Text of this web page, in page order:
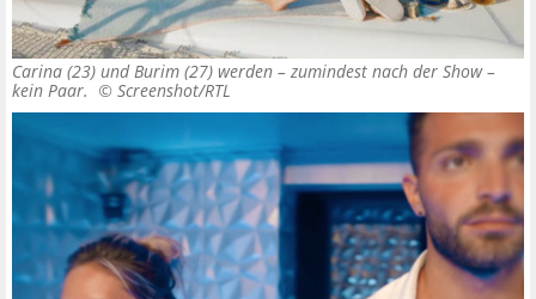
Carina (23) und Burim (27) werden – zumindest nach der Show –
kein Paar. © Screenshot/RTL